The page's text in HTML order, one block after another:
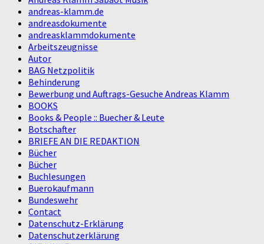
andreas-klamm.de
andreasdokumente
andreasklammdokumente
Arbeitszeugnisse
Autor
BAG Netzpolitik
Behinderung
Bewerbung und Auftrags-Gesuche Andreas Klamm
BOOKS
Books & People :: Buecher & Leute
Botschafter
BRIEFE AN DIE REDAKTION
Bücher
Bücher
Buchlesungen
Buerokaufmann
Bundeswehr
Contact
Datenschutz-Erklärung
Datenschutzerklärung